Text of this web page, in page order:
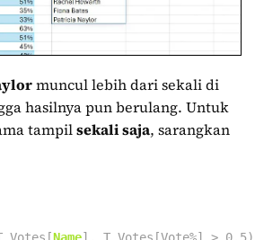
muncul lebih dari sekali di
hasilnya pun berulang. Untuk
tampilsekali saja, sarangkan
Name], T_Votes[Vote%] > 0.5